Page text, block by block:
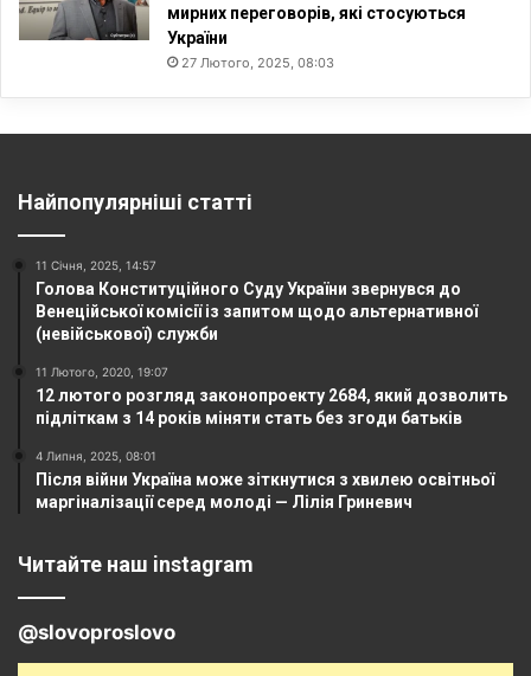
мирних переговорів, які стосуються
України
27 Лютого, 2025, 08:03
Найпопулярніші статті
11 Січня, 2025, 14:57
Голова Конституційного Суду України звернувся до
Венеційської комісії із запитом щодо альтернативної
(невійськової) служби
11 Лютого, 2020, 19:07
12 лютого розгляд законопроекту 2684, який дозволить
підліткам з 14 років міняти стать без згоди батьків
4 Липня, 2025, 08:01
Після війни Україна може зіткнутися з хвилею освітньої
маргіналізації серед молоді — Лілія Гриневич
Читайте наш instagram
@slovoproslovo